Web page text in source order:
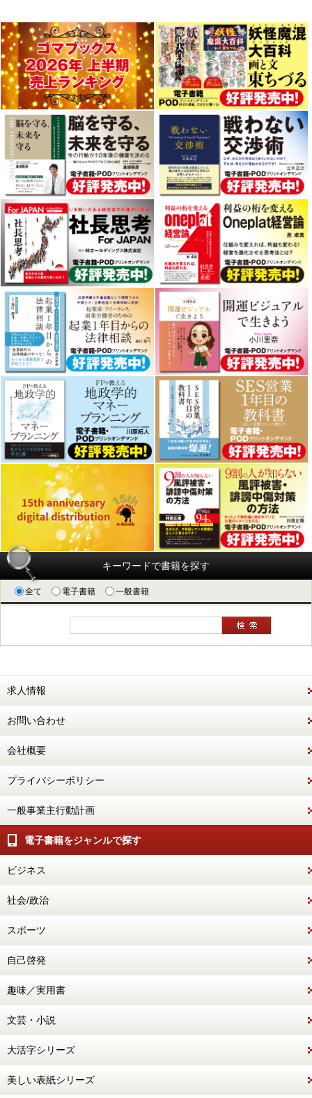
キーワードで書籍を探す
全て 電子書籍 一般書籍
求人情報
お問い合わせ
会社概要
プライバシーポリシー
一般事業主行動計画
電子書籍をジャンルで探す
ビジネス
社会/政治
スポーツ
自己啓発
趣味／実用書
文芸・小説
大活字シリーズ
美しい表紙シリーズ